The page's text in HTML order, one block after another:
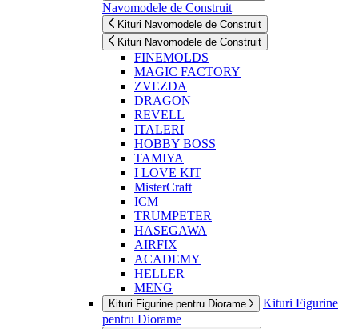
Navomodele de Construit
Kituri Navomodele de Construit
Kituri Navomodele de Construit
FINEMOLDS
MAGIC FACTORY
ZVEZDA
DRAGON
REVELL
ITALERI
HOBBY BOSS
TAMIYA
I LOVE KIT
MisterCraft
ICM
TRUMPETER
HASEGAWA
AIRFIX
ACADEMY
HELLER
MENG
Kituri Figurine pentru Diorame
Kituri Figurine
pentru Diorame